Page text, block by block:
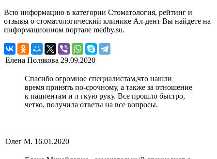
Всю информацию в категории Стоматология, рейтинг и
отзывы о стоматологический клинике Ал-дент Вы найдете на
информационном портале medby.su.
Елена Полякова 29.09.2020
Спасибо огромное специалистам,что нашли
время принять по-срочному, а также за отношение
к пациентам и л гкую руку. Все прошло быстро,
четко, получила ответы на все вопросы.
Олег М. 16.01.2020